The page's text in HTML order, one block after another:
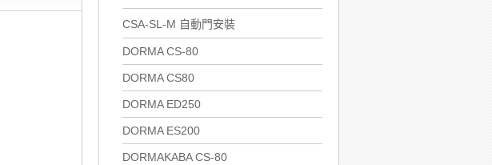
CSA-SL-M 自動門安裝
DORMA CS-80
DORMA CS80
DORMA ED250
DORMA ES200
DORMAKABA CS-80